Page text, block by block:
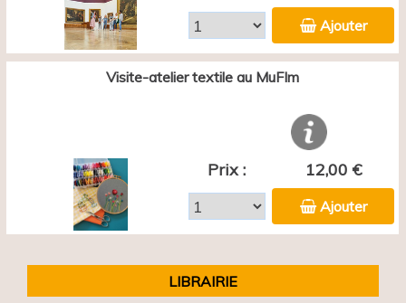
Ajouter
Visite-atelier textile au MuFIm
Prix : 12,00 €
Ajouter
LIBRAIRIE